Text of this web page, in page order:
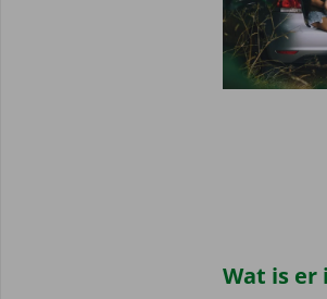
Wat is er